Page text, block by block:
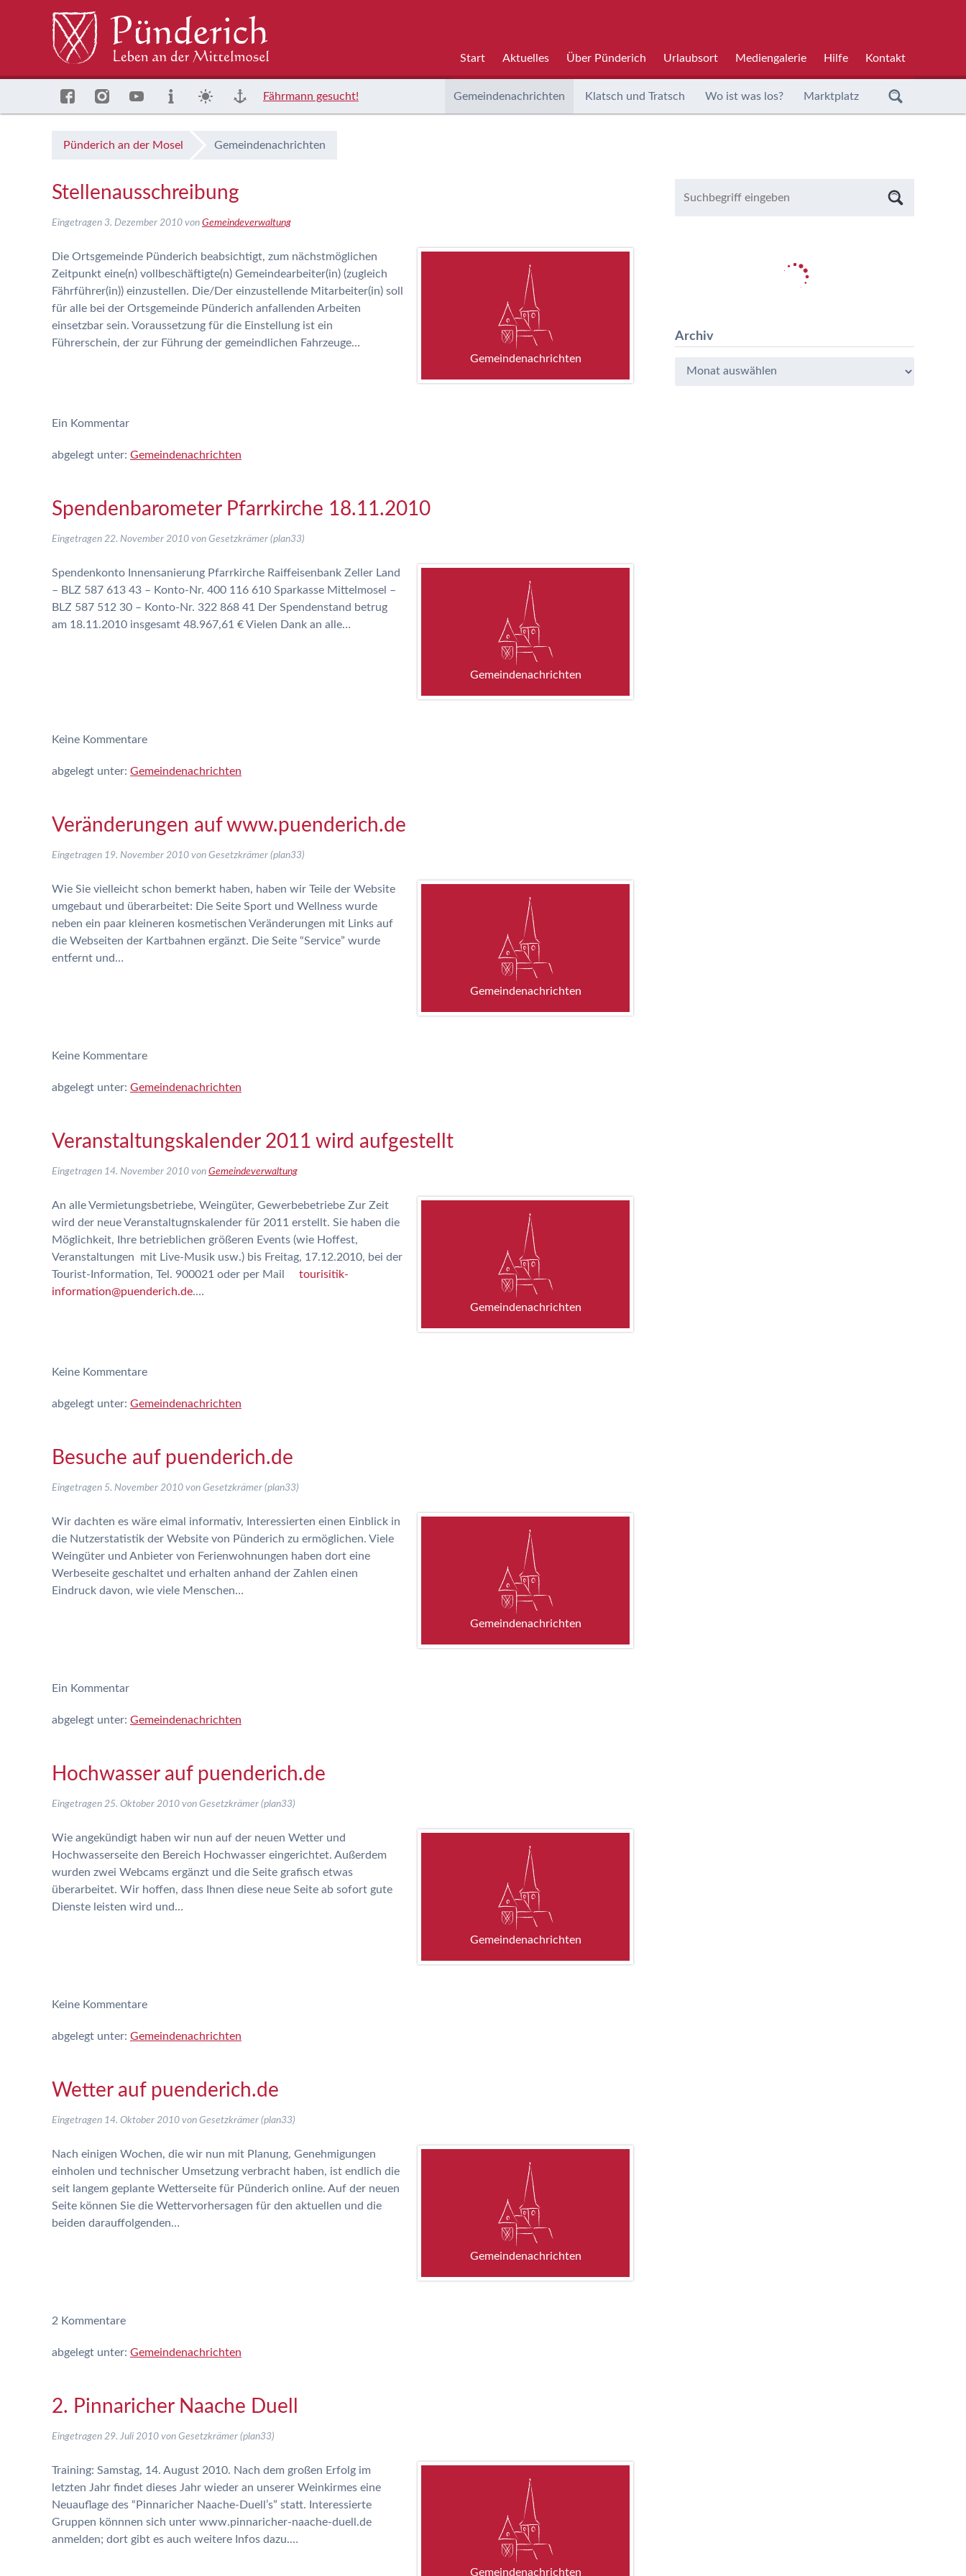
Start Aktuelles Über Pünderich Urlaubsort Mediengalerie Hilfe Kontakt
Fährmann gesucht! Gemeindenachrichten Klatsch und Tratsch Wo ist was los? Marktplatz
Pünderich an der Mosel Gemeindenachrichten
Stellenausschreibung
Eingetragen 3. Dezember 2010 von Gemeindeverwaltung
Gemeindenachrichten
Die Ortsgemeinde Pünderich beabsichtigt, zum nächstmöglichen
Zeitpunkt eine(n) vollbeschäftigte(n) Gemeindearbeiter(in) (zugleich
Fährführer(in)) einzustellen. Die/Der einzustellende Mitarbeiter(in) soll
für alle bei der Ortsgemeinde Pünderich anfallenden Arbeiten
einsetzbar sein. Voraussetzung für die Einstellung ist ein
Führerschein, der zur Führung der gemeindlichen Fahrzeuge…
Ein Kommentar
abgelegt unter: Gemeindenachrichten
Spendenbarometer Pfarrkirche 18.11.2010
Eingetragen 22. November 2010 von Gesetzkrämer (plan33)
Gemeindenachrichten
Spendenkonto Innensanierung Pfarrkirche Raiffeisenbank Zeller Land
– BLZ 587 613 43 – Konto-Nr. 400 116 610 Sparkasse Mittelmosel –
BLZ 587 512 30 – Konto-Nr. 322 868 41 Der Spendenstand betrug
am 18.11.2010 insgesamt 48.967,61 € Vielen Dank an alle…
Keine Kommentare
abgelegt unter: Gemeindenachrichten
Veränderungen auf www.puenderich.de
Eingetragen 19. November 2010 von Gesetzkrämer (plan33)
Gemeindenachrichten
Wie Sie vielleicht schon bemerkt haben, haben wir Teile der Website
umgebaut und überarbeitet: Die Seite Sport und Wellness wurde
neben ein paar kleineren kosmetischen Veränderungen mit Links auf
die Webseiten der Kartbahnen ergänzt. Die Seite “Service” wurde
entfernt und…
Keine Kommentare
abgelegt unter: Gemeindenachrichten
Veranstaltungskalender 2011 wird aufgestellt
Eingetragen 14. November 2010 von Gemeindeverwaltung
Gemeindenachrichten
An alle Vermietungsbetriebe, Weingüter, Gewerbebetriebe Zur Zeit
wird der neue Veranstaltugnskalender für 2011 erstellt. Sie haben die
Möglichkeit, Ihre betrieblichen größeren Events (wie Hoffest,
Veranstaltungen mit Live-Musik usw.) bis Freitag, 17.12.2010, bei der
Tourist-Information, Tel. 900021 oder per Mail tourisitik-
information@puenderich.de.…
Keine Kommentare
abgelegt unter: Gemeindenachrichten
Besuche auf puenderich.de
Eingetragen 5. November 2010 von Gesetzkrämer (plan33)
Gemeindenachrichten
Wir dachten es wäre eimal informativ, Interessierten einen Einblick in
die Nutzerstatistik der Website von Pünderich zu ermöglichen. Viele
Weingüter und Anbieter von Ferienwohnungen haben dort eine
Werbeseite geschaltet und erhalten anhand der Zahlen einen
Eindruck davon, wie viele Menschen…
Ein Kommentar
abgelegt unter: Gemeindenachrichten
Hochwasser auf puenderich.de
Eingetragen 25. Oktober 2010 von Gesetzkrämer (plan33)
Gemeindenachrichten
Wie angekündigt haben wir nun auf der neuen Wetter und
Hochwasserseite den Bereich Hochwasser eingerichtet. Außerdem
wurden zwei Webcams ergänzt und die Seite grafisch etwas
überarbeitet. Wir hoffen, dass Ihnen diese neue Seite ab sofort gute
Dienste leisten wird und…
Keine Kommentare
abgelegt unter: Gemeindenachrichten
Wetter auf puenderich.de
Eingetragen 14. Oktober 2010 von Gesetzkrämer (plan33)
Gemeindenachrichten
Nach einigen Wochen, die wir nun mit Planung, Genehmigungen
einholen und technischer Umsetzung verbracht haben, ist endlich die
seit langem geplante Wetterseite für Pünderich online. Auf der neuen
Seite können Sie die Wettervorhersagen für den aktuellen und die
beiden darauffolgenden…
2 Kommentare
abgelegt unter: Gemeindenachrichten
2. Pinnaricher Naache Duell
Eingetragen 29. Juli 2010 von Gesetzkrämer (plan33)
Gemeindenachrichten
Training: Samstag, 14. August 2010. Nach dem großen Erfolg im
letzten Jahr findet dieses Jahr wieder an unserer Weinkirmes eine
Neuauflage des “Pinnaricher Naache-Duell’s” statt. Interessierte
Gruppen könnnen sich unter www.pinnaricher-naache-duell.de
anmelden; dort gibt es auch weitere Infos dazu.…
Archiv